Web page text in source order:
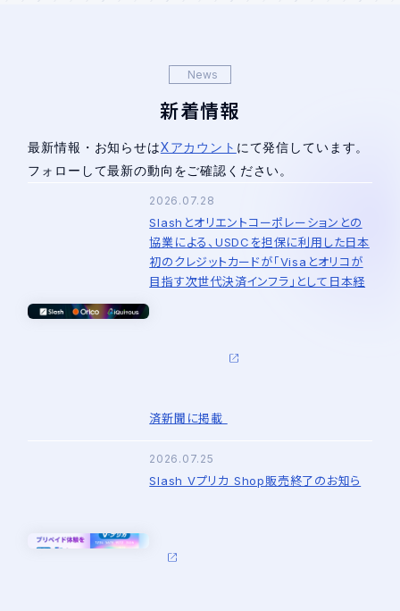
News
新着情報
最新情報・お知らせはXアカウント にて発信しています。
フォローして最新の動向をご確認ください。
2026.07.28
Slashとオリエントコーポレーションとの
協業による、USDCを担保に利用した日本
初のクレジットカードが「Visaとオリコが
目指す次世代決済インフラ」として日本経
済新聞に掲載
2026.07.25
Slash Vプリカ Shop販売終了のお知ら